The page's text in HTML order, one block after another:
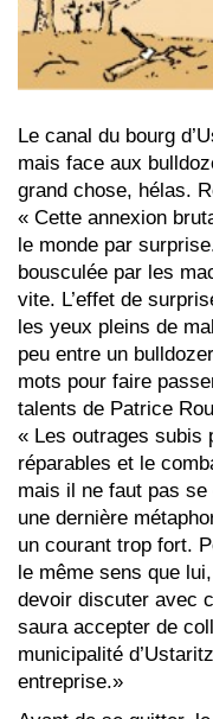
Le canal du bourg
mais face aux
grand chose, hélas.
« Cette annexion
le monde par
bousculée par les
vite. L’effet de
les yeux pleins de
peu entre un
mots pour faire
talents de Patrice
« Les outrages subis
réparables et le
mais il ne faut pas
une dernière
un courant trop fort.
le même sens que
devoir discuter avec
saura accepter de
municipalité
entreprise.»